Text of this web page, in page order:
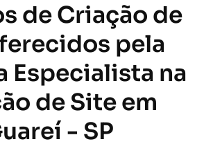
de Criação de
pela
Especialista na
de Site em
- SP